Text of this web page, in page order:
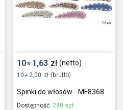
10* 1,63 zł (netto)
10 * 2,00 zł (brutto)
Spinki do włosów - MF8368
Dostępność: 288 szt.